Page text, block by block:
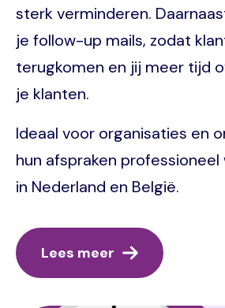
sterk verminderen.
je follow-up mails, zodat
terugkomen en jij meer tijd
je klanten.
Ideaal voor organisaties en
hun afspraken professioneel
in Nederland en België.
Lees meer